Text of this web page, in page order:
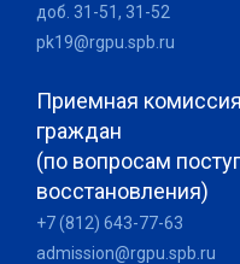
доб. 31-51, 31-52
pk19@rgpu.spb.ru
Приемная
граждан
(по вопросам
восстановления)
+7 (812) 643-77-63
admission@rgpu.spb.ru